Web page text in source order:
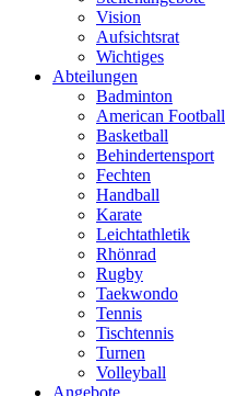
Vision
Aufsichtsrat
Wichtiges
Abteilungen
Badminton
American Football
Basketball
Behindertensport
Fechten
Handball
Karate
Leichtathletik
Rhönrad
Rugby
Taekwondo
Tennis
Tischtennis
Turnen
Volleyball
Angebote